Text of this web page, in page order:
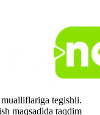
tegishli.
maqsadida taqdim